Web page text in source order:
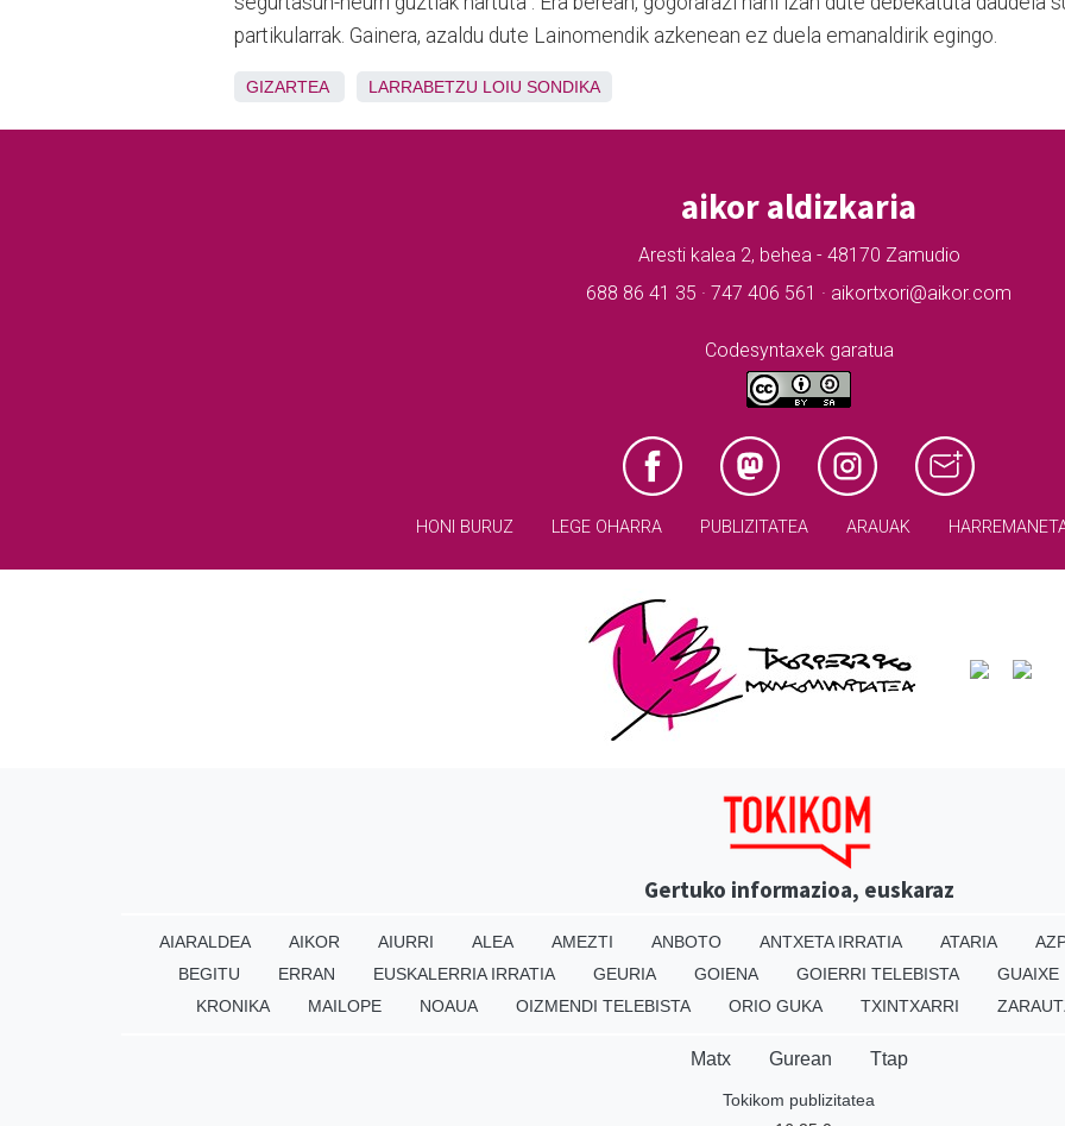
partikularrak. Gainera, azaldu dute Lainomendik azkenean ez duela emanaldirik egingo.
GIZARTEA LARRABETZU LOIU SONDIKA
aikor aldizkaria
Aresti kalea 2, behea - 48170 Zamudio
688 86 41 35 · 747 406 561 · aikortxori@aikor.com
Codesyntaxek garatua
HONI BURUZ LEGE OHARRA PUBLIZITATEA ARAUAK
Gertuko informazioa, euskaraz
AIARALDEA AIKOR AIURRI ALEA AMEZTI ANBOTO ANTXETA IRRATIA ATARIA
BEGITU
ERRAN EUSKALERRIA IRRATIA GEURIA GOIENA GOIERRI TELEBISTA
GUAIXE
KRONIKA
MAILOPE NOAUA OIZMENDI TELEBISTA ORIO GUKA TXINTXARRI
Matx Gurean Ttap
Tokikom publizitatea